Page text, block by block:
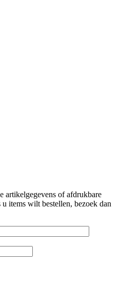
artikelgegevens of afdrukbare
items wilt bestellen, bezoek dan